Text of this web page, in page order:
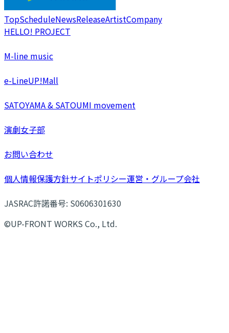
TopScheduleNewsReleaseArtistCompany
HELLO! PROJECT
M-line music
e-LineUP!Mall
SATOYAMA & SATOUMI movement
演劇女子部
お問い合わせ
個人情報保護方針サイトポリシー運営・グループ会社
JASRAC許諾番号: S0606301630
©UP-FRONT WORKS Co., Ltd.